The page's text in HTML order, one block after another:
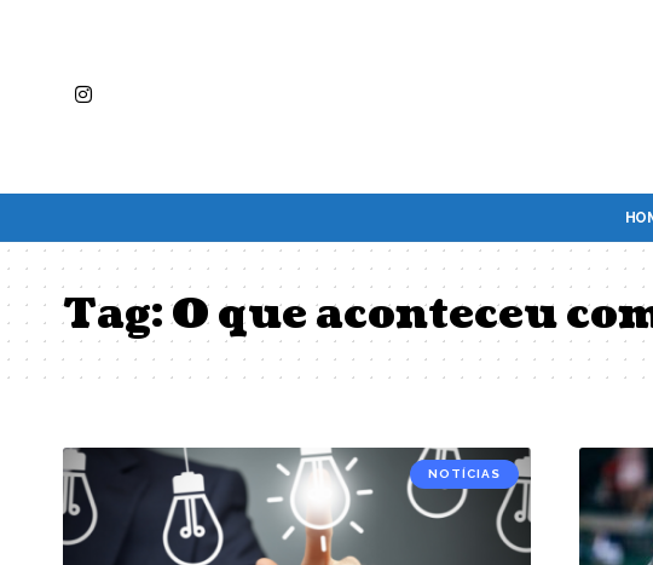
Tag:O que aconteceu
NOTÍCIAS